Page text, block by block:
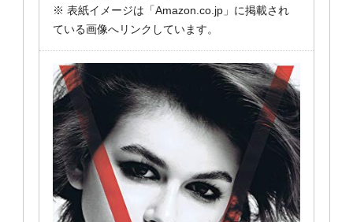
※ 表紙イメージは「Amazon.co.jp」に掲載され
ている画像へリンクしています。